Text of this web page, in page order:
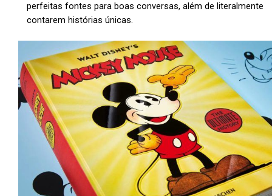
perfeitas fontes para boas conversas, além de literalmente
contarem histórias únicas.